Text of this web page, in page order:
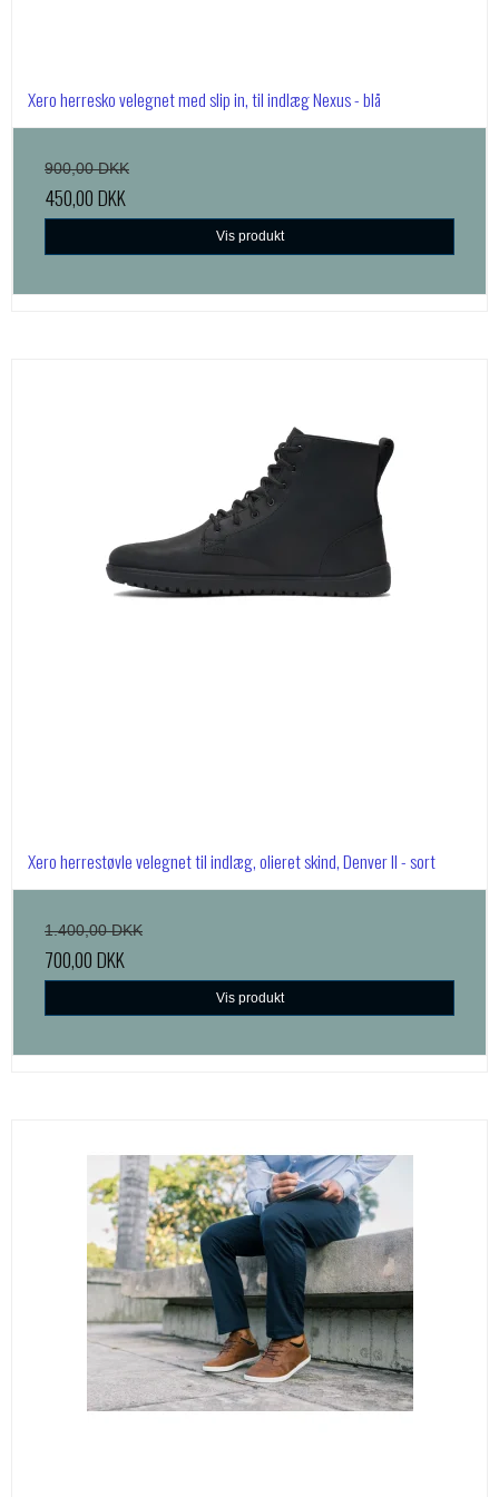
Xero herresko velegnet med slip in, til indlæg Nexus - blå
900,00 DKK
450,00 DKK
Vis produkt
Xero herrestøvle velegnet til indlæg, olieret skind, Denver II - sort
1.400,00 DKK
700,00 DKK
Vis produkt